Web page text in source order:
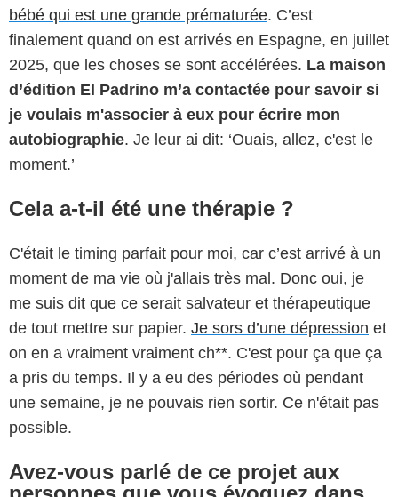
bébé qui est une grande prématurée. C’est
finalement quand on est arrivés en Espagne, en juillet
2025, que les choses se sont accélérées. La maison
d’édition El Padrino m’a contactée pour savoir si
je voulais m'associer à eux pour écrire mon
autobiographie. Je leur ai dit: ‘Ouais, allez, c'est le
moment.’
Cela a-t-il été une thérapie ?
C'était le timing parfait pour moi, car c’est arrivé à un
moment de ma vie où j'allais très mal. Donc oui, je
me suis dit que ce serait salvateur et thérapeutique
de tout mettre sur papier. Je sors d’une dépression et
on en a vraiment vraiment ch**. C'est pour ça que ça
a pris du temps. Il y a eu des périodes où pendant
une semaine, je ne pouvais rien sortir. Ce n'était pas
possible.
Avez-vous parlé de ce projet aux